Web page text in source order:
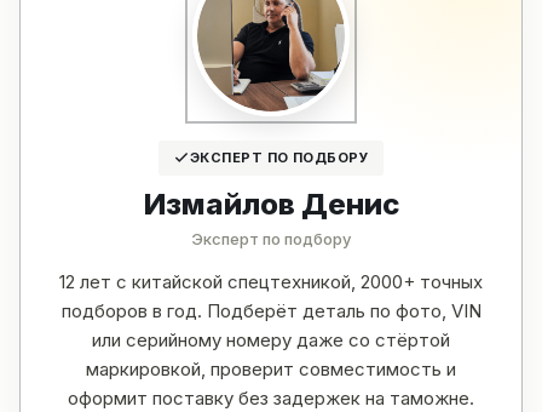
ЭКСПЕРТ ПО ПОДБОРУ
Измайлов Денис
Эксперт по подбору
12 лет с китайской спецтехникой, 2000+ точных
подборов в год. Подберёт деталь по фото, VIN
или серийному номеру даже со стёртой
маркировкой, проверит совместимость и
оформит поставку без задержек на таможне.